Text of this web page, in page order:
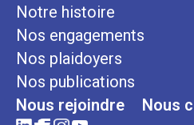
Notre histoire
Nos engagements
Nos plaidoyers
Nos publications
Nous rejoindre Nous